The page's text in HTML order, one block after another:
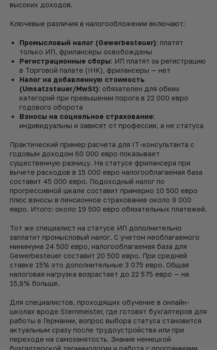
высоких доходов.
Ключевые различия в налогообложении включают:
Промысловый налог (Gewerbesteuer): платят
только ИП, фрилансеры освобождены
Регистрационные сборы: ИП платят за регистрацию
в Торговой палате (IHK), фрилансеры — нет
Налог на добавленную стоимость
(Umsatzsteuer/MwSt): обязателен для обеих
категорий при превышении порога в 22 000 евро
годового оборота
Взносы на социальное страхование:
индивидуальны и зависят от профессии, а не статуса
Практический пример расчета для IT-консультанта с
годовым доходом 60 000 евро показывает
существенную разницу. На статусе фрилансера при
вычете расходов в 15 000 евро налогооблагаемая база
составит 45 000 евро. Подоходный налог по
прогрессивной шкале составит примерно 10 500 евро
плюс взносы в пенсионное страхование около 9 000
евро. Итого: около 19 500 евро обязательных платежей.
Тот же специалист на статусе ИП дополнительно
заплатит промысловый налог. С учетом необлагаемого
минимума 24 500 евро, налогооблагаемая база для
Gewerbesteuer составит 20 500 евро. При средней
ставке 15% это дополнительные 3 075 евро. Общая
налоговая нагрузка возрастает до 22 575 евро — на
15,8% больше.
Для специалистов, проходящих обучение в онлайн-
школах вроде Sternmeister, где готовят бухгалтеров для
работы в Германии, вопрос выбора статуса становится
актуальным сразу после трудоустройства или при
переходе на самозанятость. Знание немецкой
бухгалтерской терминологии и работа с программами